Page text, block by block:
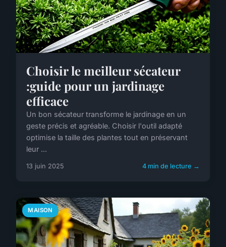
Choisir le meilleur sécateur
:guide pour un jardinage
efficace
Un bon sécateur transforme le jardinage en un
geste précis et agréable. Choisir l'outil adapté
optimise la taille des plantes tout en préservant
leur ...
13 juin 2025 4 min de lecture →
MAISON